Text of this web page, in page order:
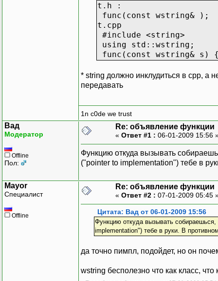
t.h :
func(const wstring& );
t.cpp
#include <string>
using std::wstring;
func(const wstring&
* string должно инклудиться в сpp, а
передавать
1n c0de we trust
Вад
Модератор
Offline
Пол:
Re: объявление функции
« Ответ #1 : 06-01-2009 15:56
Функцию откуда вызывать
("pointer to implementation") тебе в
Mayor
Специалист
Offline
Re: объявление функции
« Ответ #2 : 07-01-2009 05:45
Цитата: Вад от 06-01-2009 15:56
Функцию откуда вызывать
implementation") тебе в руки. В
да точно пимпл, подойдет, но он
wstring бесполезно что как класс, что